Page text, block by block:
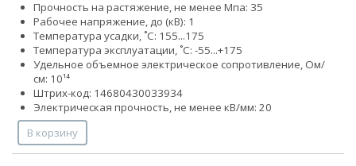
Прочность на растяжение, не менее Мпа: 35
Рабочее напряжение, до (кВ): 1
Температура усадки, ˚С: 155...175
Температура эксплуатации, ˚С: -55...+175
Удельное объемное электрическое сопротивление, Ом/
см: 10¹⁴
Штрих-код: 14680430033934
Электрическая прочность, не менее кВ/мм: 20
В корзину